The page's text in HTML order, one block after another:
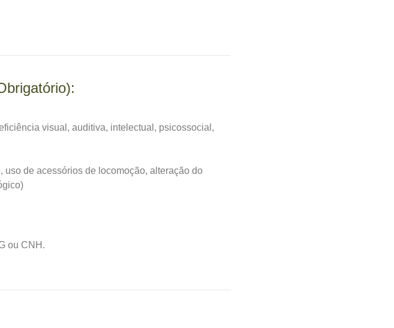
visual, auditiva, intelectual, psicossocial,
de acessórios de locomoção, alteração do
ou CNH.